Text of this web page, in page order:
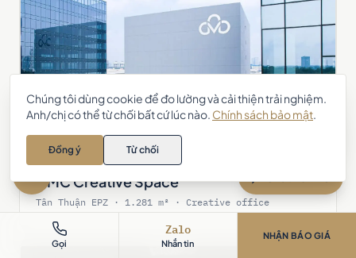
CMC Creative Space
Tân Thuận EPZ · 1.281 m² · Creative office
Gọi
Zalo
Nhắn tin
NHẬN BÁO GIÁ
Anh/chị cần tư vấn thiết kế – thi
công nội thất? Chat với AIC 👋
Chúng tôi dùng cookie để đo lường và cải thiện trải nghiệm.
Anh/chị có thể từ chối bất cứ lúc nào. Chính sách bảo mật.
Đồng ý Từ chối